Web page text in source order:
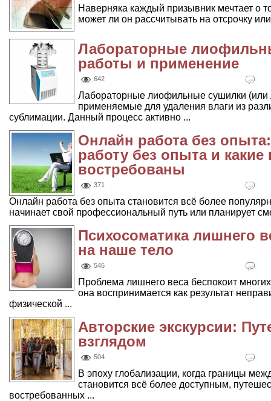
Наверняка каждый призывник мечтает о
может ли он рассчитывать на отсрочку
Лабораторные
работы и применение
642
Лабораторные лиофильные сушилки (или
применяемые для удаления влаги из
сублимации. Данный процесс активно ...
Онлайн работа без
работу без опыта и какие
востребованы
371
Онлайн работа без опыта становится всё более
начинает свой профессиональный путь или планирует
Психосоматика лишнего
на наше тело
546
Проблема лишнего веса беспокоит
она воспринимается как результат
физической ...
Авторские экскурсии:
взглядом
504
В эпоху глобализации, когда границы
становится всё более доступным,
востребованных ...